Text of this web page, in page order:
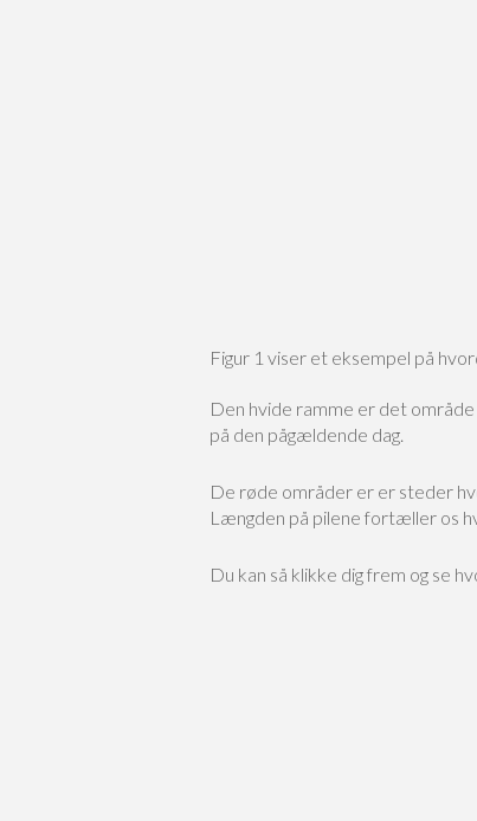
Figur 1 viser et eksempel på
Den hvide ramme er det
på den pågældende dag.
De røde områder er er steder
Længden på pilene fortæller os
Du kan så klikke dig frem og se